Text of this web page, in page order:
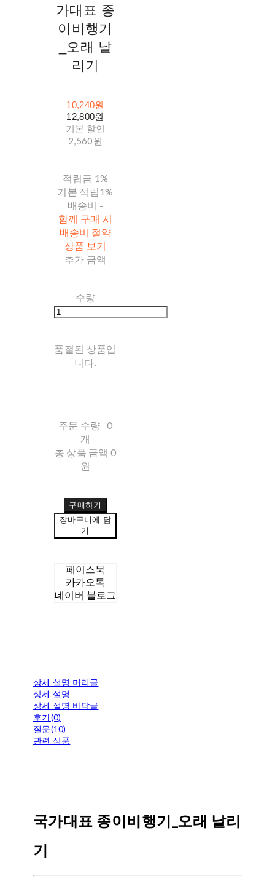
가대표 종
이비행기
_오래 날
리기
10,240원
12,800원
기본 할인
2,560원
적립금 1%
기본 적립1%
배송비 -
함께 구매 시
배송비 절약
상품 보기
추가 금액
수량
품절된 상품입
니다.
주문 수량 0
개
총 상품 금액 0
원
구매하기
장바구니에 담
기
페이스북
카카오톡
네이버 블로그
상세 설명 머리글
상세 설명
상세 설명 바닥글
후기(0)
질문(10)
관련 상품
국가대표 종이비행기_오래 날리
기